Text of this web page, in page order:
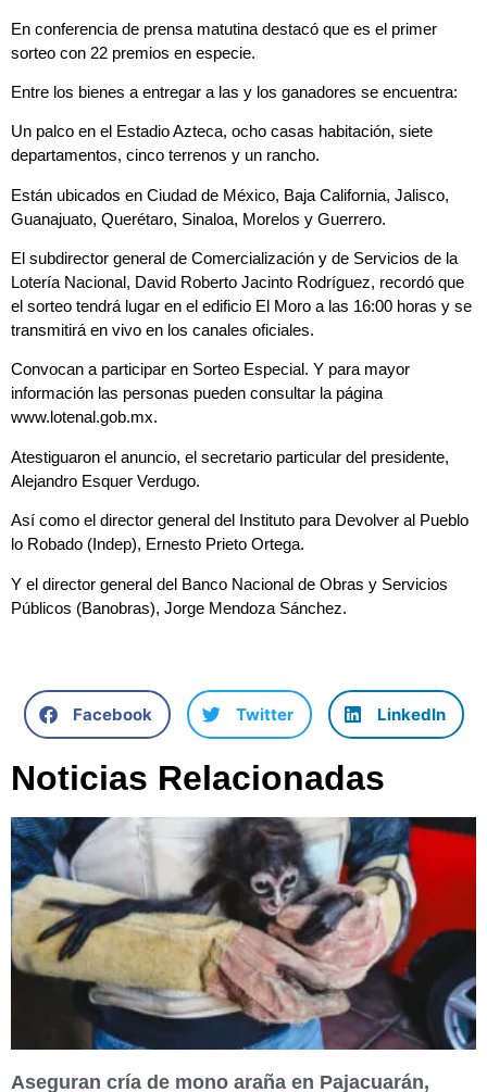
En conferencia de prensa matutina destacó que es el primer
sorteo con 22 premios en especie.
Entre los bienes a entregar a las y los ganadores se encuentra:
Un palco en el Estadio Azteca, ocho casas habitación, siete
departamentos, cinco terrenos y un rancho.
Están ubicados en Ciudad de México, Baja California, Jalisco,
Guanajuato, Querétaro, Sinaloa, Morelos y Guerrero.
El subdirector general de Comercialización y de Servicios de la
Lotería Nacional, David Roberto Jacinto Rodríguez, recordó que
el sorteo tendrá lugar en el edificio El Moro a las 16:00 horas y se
transmitirá en vivo en los canales oficiales.
Convocan a participar en Sorteo Especial. Y para mayor
información las personas pueden consultar la página
www.lotenal.gob.mx.
Atestiguaron el anuncio, el secretario particular del presidente,
Alejandro Esquer Verdugo.
Así como el director general del Instituto para Devolver al Pueblo
lo Robado (Indep), Ernesto Prieto Ortega.
Y el director general del Banco Nacional de Obras y Servicios
Públicos (Banobras), Jorge Mendoza Sánchez.
Facebook Twitter LinkedIn
Noticias Relacionadas
Aseguran cría de mono araña en Pajacuarán,